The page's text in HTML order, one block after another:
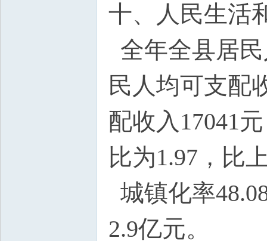
十、人民生活
全年全县居
民人均可支配
配收入17041
比为1.97，比
城镇化率
2.9亿元。